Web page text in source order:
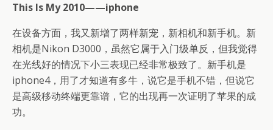
This Is My 2010——iphone
在设备方面，我又新增了两样新宠，新相机和新手机。新
相机是Nikon D3000，虽然它属于入门级单反，但我觉得
在光线好的情况下小三表现已经非常极致了。新手机是
iphone4，用了才知道有多牛，说它是手机不错，但说它
是高级移动终端更靠谱，它的出现再一次证明了苹果的成
功。